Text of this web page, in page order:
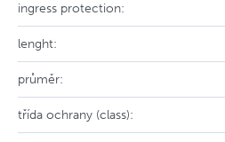
ingress protection:
lenght:
průměr:
třída ochrany (class):